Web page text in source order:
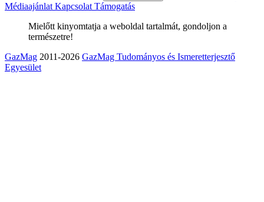
Médiaajánlat Kapcsolat Támogatás
Mielőtt kinyomtatja a weboldal tartalmát, gondoljon a
természetre!
GazMag 2011-2026 GazMag Tudományos és Ismeretterjesztő
Egyesület